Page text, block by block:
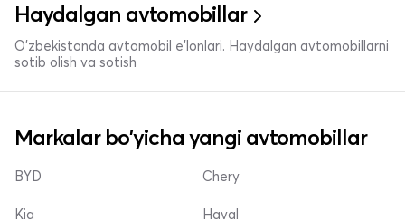
Haydalgan avtomobillar
O'zbekistonda avtomobil e’lonlari. Haydalgan avtomobillarni
sotib olish va sotish
Markalar bo'yicha yangi avtomobillar
BYD
Kia
Chery
Haval